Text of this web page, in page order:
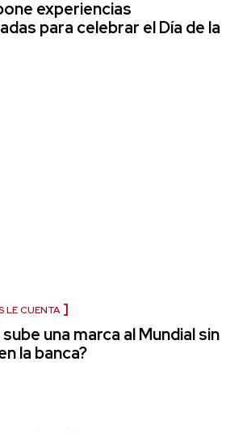
experiencias
para celebrar el Día de la
LE CUENTA
una marca al Mundial sin
la banca?